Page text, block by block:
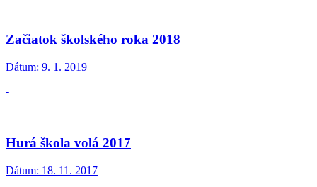
Začiatok školského roka 2018
Dátum: 9. 1. 2019
-
Hurá škola volá 2017
Dátum: 18. 11. 2017